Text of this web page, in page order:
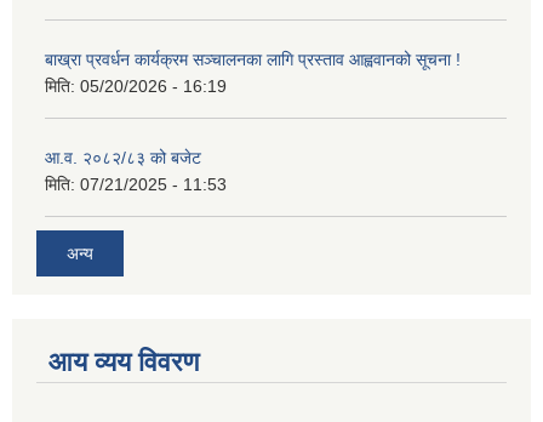
बाख्रा प्रवर्धन कार्यक्रम सञ्चालनका लागि प्रस्ताव आह्ववानको सूचना !
मिति: 05/20/2026 - 16:19
आ.व. २०८२/८३ को बजेट
मिति: 07/21/2025 - 11:53
अन्य
आय व्यय विवरण